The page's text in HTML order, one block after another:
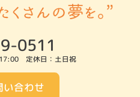
0511
定休日：土日祝
い合わせ